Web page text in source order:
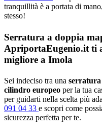
tranquillità è a portata di
stesso!
Serratura a doppia
ApriportaEugenio.it ti
migliore a Imola
Sei indeciso tra una serratura
cilindro europeo per la tua
per guidarti nella scelta più
091 04 33 e scopri come
sicurezza perfetta per te.